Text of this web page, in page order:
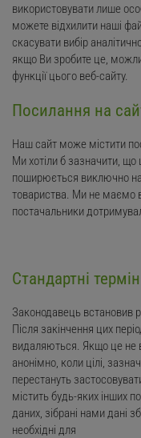
використовувати лише
можете відхилити наші
скасувати вибір
якщо Ви зробите це,
функції цього веб-сайту.
Посилання на
Наш сайт може містити
Ми хотіли б зазначити, що
поширюється виключно
товариства. Ми не маємо
постачальники
Стандартні
Законодавець встановив
Після закінчення цих
видаляються. Якщо це не
анонімно, коли цілі,
перестануть
містить будь-яких інших
даних, зібрані нами дані
необхідні для